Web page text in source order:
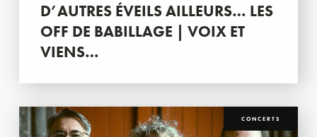
D’AUTRES ÉVEILS AILLEURS… LES
OFF DE BABILLAGE | VOIX ET
VIENS…
CONCERTS